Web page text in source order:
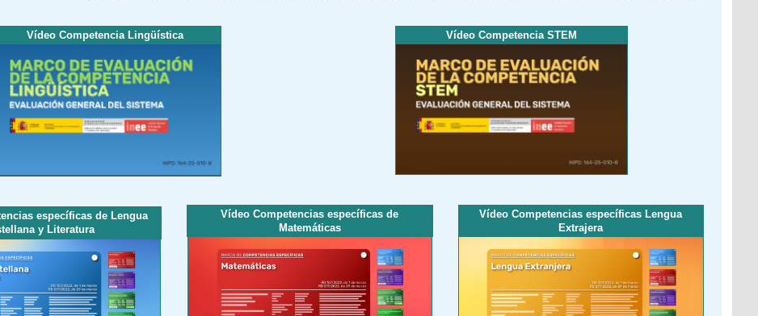
Vídeo Competencia Lingüística Vídeo Competencia STEM
específicas de Lengua
y Literatura
Vídeo Competencias específicas de
Matemáticas
Vídeo Competencias específicas Lengua
Extrajera